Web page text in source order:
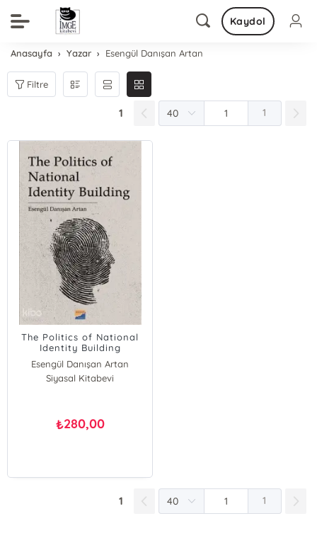
Kaydol
Anasayfa Yazar Esengül Danışan Artan
Filtre
1 1
The Politics of National
Identity Building
Esengül Danışan Artan
Siyasal Kitabevi
₺280,00
1 1